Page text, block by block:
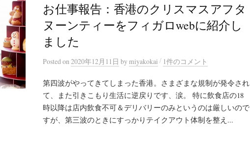
お仕事報告：香港のクリスマスアフタ
ヌーンティーをフィガロwebに紹介し
ました
Posted on 2020年12月11日 by miyakokai / 1件のコメント
第四波がやってきてしまった香港。さまざまな規制が発令され
て、また引きこもり生活に逆戻りです、涙。 特に飲食店の18
時以降は店内飲食不可＆デリバリーのみというのは厳しいので
すが、第三波のときにすっかりテイクアウト体制を整え...